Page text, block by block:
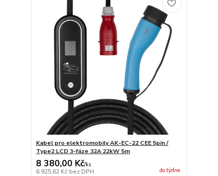
Kabel pro elektromobily AK-EC-22 CEE 5pin /
Type2 LCD 3-fáze 32A 22kW 5m
8 380,00 Kč/ks
6 925,62 Kč bez DPH do týdne